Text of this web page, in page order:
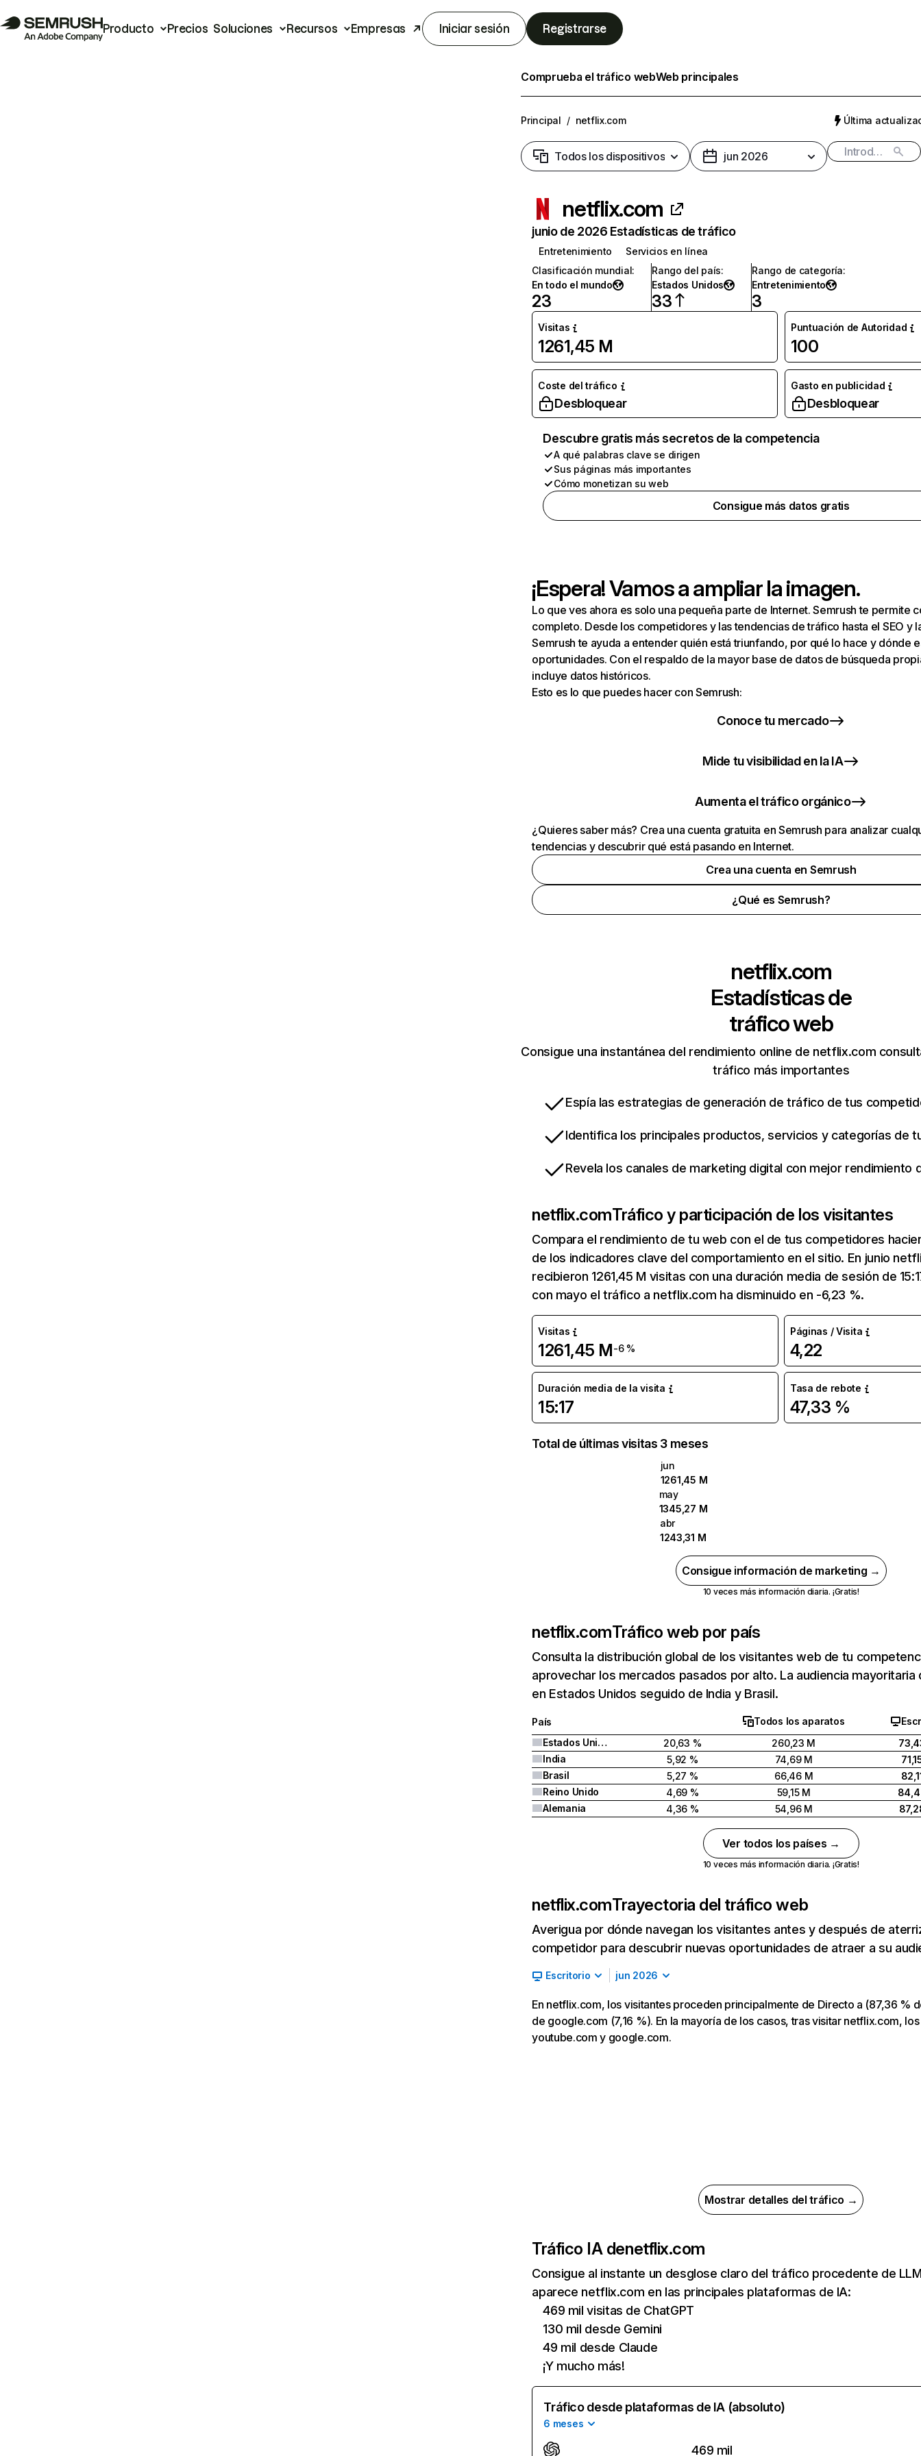
Producto Precios Soluciones Recursos Empresas Iniciar sesión Registrarse
Comprueba el tráfico webWeb principales
Principal / netflix.com Última
Todos los dispositivos jun 2026
netflix.com
junio de 2026 Estadísticas de tráfico
Entretenimiento
Servicios en línea
Clasificación mundial:
En todo el mundo
23
Rango del país:
Estados Unidos
33
Rango de categoría:
Entretenimiento
3
Visitas
1261,45 M
Puntuación de Autoridad
100
Coste del tráfico
Desbloquear
Gasto en publicidad
Desbloquear
Descubre gratis más secretos de la competencia
A qué palabras clave se dirigen
Sus páginas más importantes
Cómo monetizan su web
Consigue más datos gratis
¡Espera! Vamos a ampliar la imagen.
Lo que ves ahora es solo una pequeña parte de Internet. Semrush te permite
completo. Desde los competidores y las tendencias de tráfico hasta el SEO y
Semrush te ayuda a entender quién está triunfando, por qué lo hace y dónde
oportunidades. Con el respaldo de la mayor base de datos de búsqueda
incluye datos históricos.
Esto es lo que puedes hacer con Semrush:
Conoce tu mercado
Mide tu visibilidad en la IA
Aumenta el tráfico orgánico
¿Quieres saber más? Crea una cuenta gratuita en Semrush para analizar
tendencias y descubrir qué está pasando en Internet.
Crea una cuenta en Semrush
¿Qué es Semrush?
netflix.com
Estadísticas de
tráfico web
Consigue una instantánea del rendimiento online de netflix.com
tráfico más importantes
Espía las estrategias de generación de tráfico de tus
Identifica los principales productos, servicios y categorías de
Revela los canales de marketing digital con mejor rendimiento
netflix.comTráfico y participación de los visitantes
Compara el rendimiento de tu web con el de tus competidores
de los indicadores clave del comportamiento en el sitio. En junio
recibieron 1261,45 M visitas con una duración media de sesión de
con mayo el tráfico a netflix.com ha disminuido en -6,23 %.
Visitas
1261,45 M-6 %
Páginas / Visita
4,22
Duración media de la visita
15:17
Tasa de rebote
47,33 %
Total de últimas visitas 3 meses
jun
1261,45 M
may
1345,27 M
abr
1243,31 M
Consigue información de marketing →
10 veces más información diaria. ¡Gratis!
netflix.comTráfico web por país
Consulta la distribución global de los visitantes web de tu
aprovechar los mercados pasados por alto. La audiencia
en Estados Unidos seguido de India y Brasil.
País Todos los aparatos
Estados Unidos
20,63 % 260,23 M
India
5,92 % 74,69 M
Brasil
5,27 % 66,46 M
Reino Unido
4,69 % 59,15 M
Alemania
4,36 % 54,96 M
Ver todos los países →
10 veces más información diaria. ¡Gratis!
netflix.comTrayectoria del tráfico web
Averigua por dónde navegan los visitantes antes y después de
competidor para descubrir nuevas oportunidades de atraer a su
Escritorio jun 2026
En netflix.com, los visitantes proceden principalmente de Directo a (87,36 %
de google.com (7,16 %). En la mayoría de los casos, tras visitar netflix.com,
youtube.com y google.com.
Mostrar detalles del tráfico →
Tráfico IA denetflix.com
Consigue al instante un desglose claro del tráfico procedente de
aparece netflix.com en las principales plataformas de IA:
469 mil visitas de ChatGPT
130 mil desde Gemini
49 mil desde Claude
¡Y mucho más!
Tráfico desde plataformas de IA (absoluto)
6 meses
469 mil